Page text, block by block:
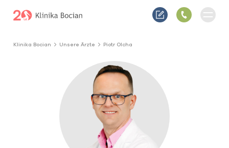
Klinika Bocian Unsere Ärzte Piotr Olcha